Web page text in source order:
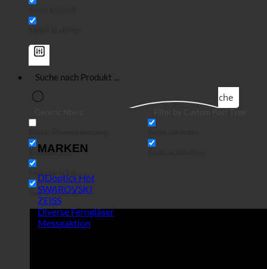
Suche
Suche im Titel
Suche im Inhalt
Search in excerpt
MARKEN
DDoptics
SWAROVSKI
ZEISS
Diverse Ferngläser
Messeaktion